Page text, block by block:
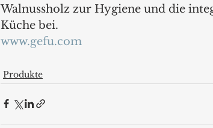
Walnussholz zur Hygiene und die
Küche bei.
www.gefu.com
Produkte